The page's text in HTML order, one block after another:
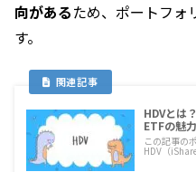
向があるため、ポートフォ
す。
HDVとは
ETFの魅
この記事の
HDV（